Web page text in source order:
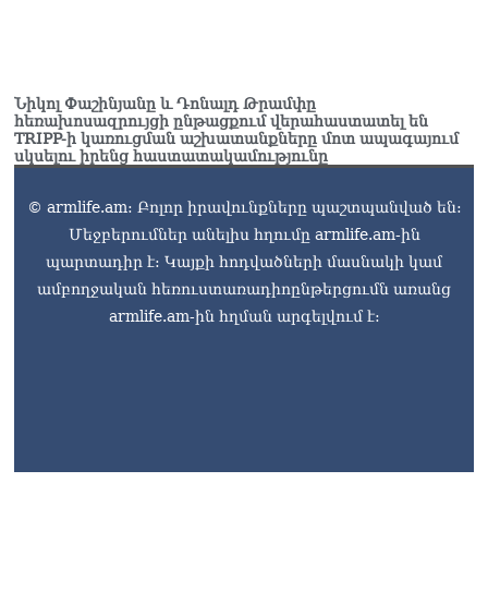
Նիկոլ Փաշինյանը և Դոնալդ Թրամփը
հեռախոսազրույցի ընթացքում վերահաստատել են
TRIPP-ի կառուցման աշխատանքները մոտ ապագայում
սկսելու իրենց հաստատակամությունը
© armlife.am: Բոլոր իրավունքները պաշտպանված են:
Մեջբերումներ անելիս հղումը armlife.am-ին
պարտադիր է: Կայքի հոդվածների մասնակի կամ
ամբողջական հեռուստառադիոընթերցումն առանց
armlife.am-ին հղման արգելվում է: